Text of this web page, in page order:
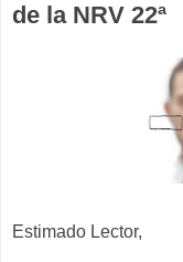
de la NRV 22ª
Estimado Lector,